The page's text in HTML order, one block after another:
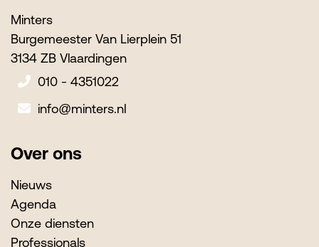
Minters
Burgemeester Van Lierplein 51
3134 ZB Vlaardingen
010 - 4351022
info@minters.nl
Over ons
Nieuws
Agenda
Onze diensten
Professionals